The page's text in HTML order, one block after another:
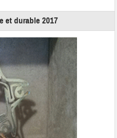
et durable 2017